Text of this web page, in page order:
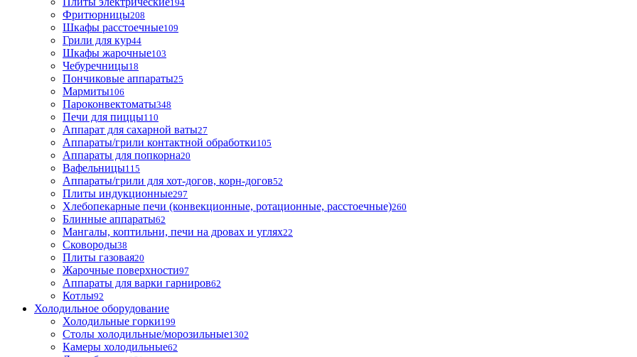
194
Фритюрницы208
Шкафы расстоечные109
Грили для кур44
Шкафы жарочные103
Чебуречницы18
Пончиковые аппараты25
Мармиты106
Пароконвектоматы348
Печи для пиццы110
Аппарат для сахарной ваты27
Аппараты/грили контактной обработки105
Аппараты для попкорна20
Вафельницы115
Аппараты/грили для хот-догов, корн-догов52
Плиты индукционные297
Хлебопекарные печи (конвекционные, ротационные, расстоечные)260
Блинные аппараты62
Мангалы, коптильни, печи на дровах и углях22
Сковороды38
Плиты газовая20
Жарочные поверхности97
Аппараты для варки гарниров62
Котлы92
Холодильное оборудование
Холодильные горки199
Столы холодильные/морозильные1302
Камеры холодильные62